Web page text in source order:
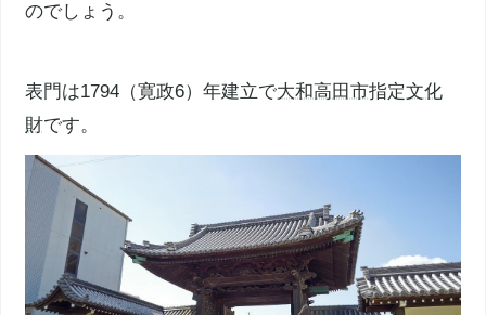
のでしょう。
表門は1794（寛政6）年建立で大和高田市指定文化
財です。